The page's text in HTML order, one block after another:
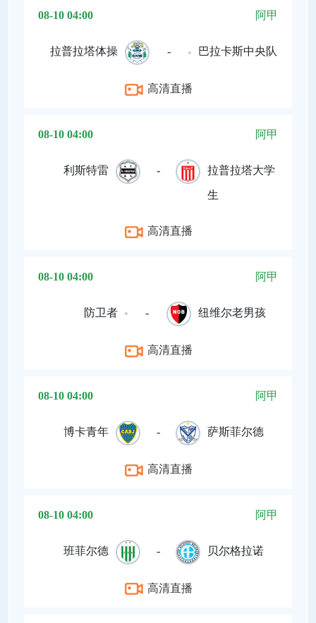
08-10 04:00 阿甲
拉普拉塔体操 - 巴拉卡斯中央队
高清直播
08-10 04:00 阿甲
利斯特雷 - 拉普拉塔大学
生
高清直播
08-10 04:00 阿甲
防卫者 - 纽维尔老男孩
高清直播
08-10 04:00 阿甲
博卡青年 - 萨斯菲尔德
高清直播
08-10 04:00 阿甲
班菲尔德 - 贝尔格拉诺
高清直播